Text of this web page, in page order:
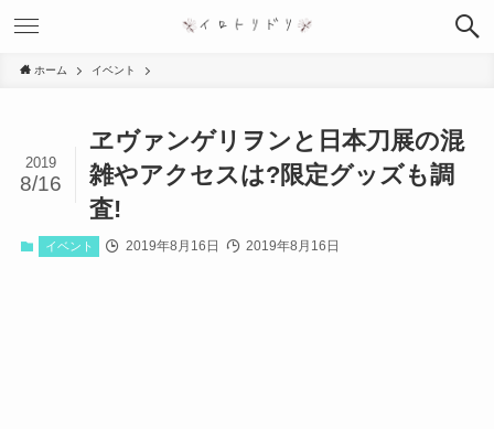
ホーム イベント
ヱヴァンゲリヲンと日本刀展の混
雑やアクセスは?限定グッズも調
査!
2019
8/16
イベント 2019年8月16日 2019年8月16日